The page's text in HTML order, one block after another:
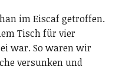
im Eiscaf getroffen.
Tisch für vier
war. So waren wir
versunken und